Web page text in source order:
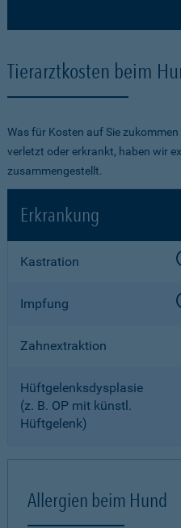
Tierarztkosten beim
Was für Kosten auf Sie
verletzt oder erkrankt, haben wir
zusammengestellt.
Erkrankung
Kastration
Impfung
Zahnextraktion
Hüftgelenksdysplasie
(z. B. OP mit künstl.
Hüftgelenk)
Allergien beim Hund